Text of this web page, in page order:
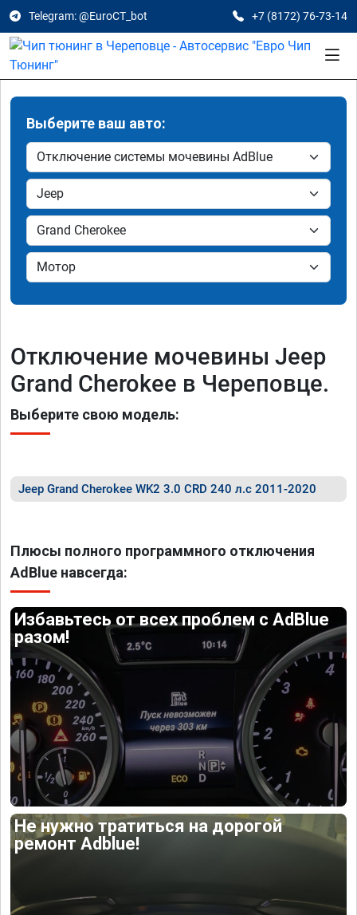
Telegram: @EuroCT_bot +7 (8172) 76-73-14
Выберите ваш авто:
Отключение мочевины Jeep
Grand Cherokee в Череповце.
Выберите свою модель:
Jeep Grand Cherokee WK2 3.0 CRD 240 л.с 2011-2020
Плюсы полного программного отключения
AdBlue навсегда:
Избавьтесь от всех проблем с AdBlue
разом!
Не нужно тратиться на дорогой
ремонт Adblue!